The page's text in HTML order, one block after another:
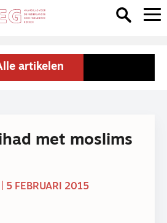
artikelen
met moslims
5 FEBRUARI 2015